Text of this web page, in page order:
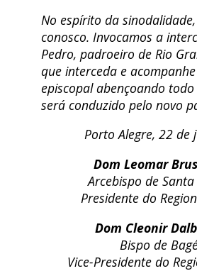
No espírito da
conosco. Invocamos a
Pedro, padroeiro de Rio
que interceda e
episcopal abençoando
será conduzido pelo novo
Porto Alegre, 22 de
Dom Leomar
Arcebispo de
Presidente do
Dom Cleonir
Bispo de
Vice-Presidente do